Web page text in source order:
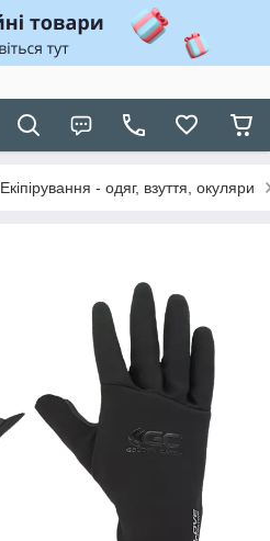
Екіпірування - одяг, взуття, окуляри